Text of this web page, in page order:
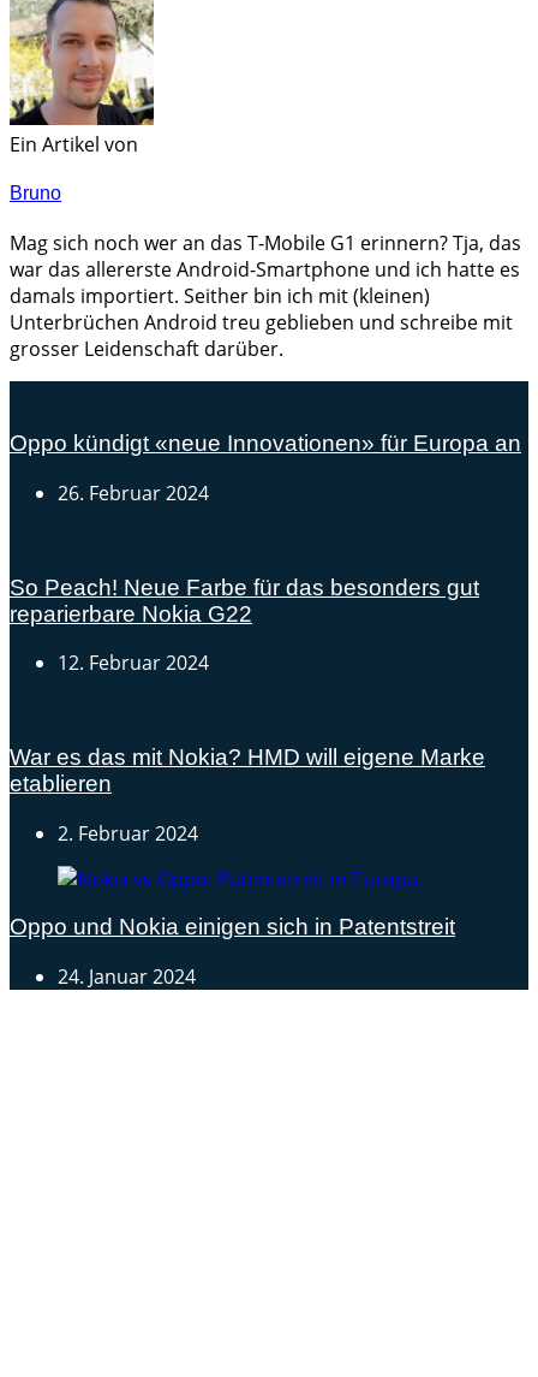
Ein Artikel von
Bruno
Mag sich noch wer an das T-Mobile G1 erinnern? Tja, das
war das allererste Android-Smartphone und ich hatte es
damals importiert. Seither bin ich mit (kleinen)
Unterbrüchen Android treu geblieben und schreibe mit
grosser Leidenschaft darüber.
Oppo kündigt «neue Innovationen» für Europa an
26. Februar 2024
So Peach! Neue Farbe für das besonders gut
reparierbare Nokia G22
12. Februar 2024
War es das mit Nokia? HMD will eigene Marke
etablieren
2. Februar 2024
Oppo und Nokia einigen sich in Patentstreit
24. Januar 2024